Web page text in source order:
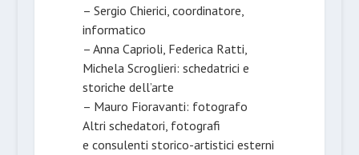
– Sergio Chierici, coordinatore,
informatico
– Anna Caprioli, Federica Ratti,
Michela Scroglieri: schedatrici e
storiche dell’arte
– Mauro Fioravanti: fotografo
Altri schedatori, fotografi
e consulenti storico-artistici esterni